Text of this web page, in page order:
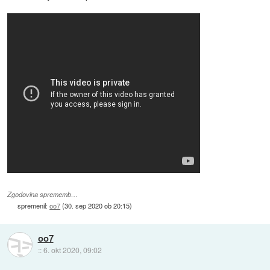
Zgodovina sprememb…
spremenil:oo7(30. sep 2020 ob 20:15)
oo7
::6. okt 2020, 09:02